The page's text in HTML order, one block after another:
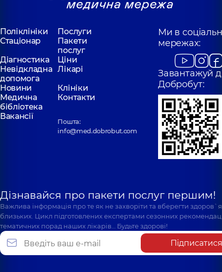
Поліклініки
Послуги
Стаціонар
Пакети
послуг
Діагностика
Ціни
Невідкладна
допомога
Лікарі
Новини
Клініки
Медична
бібліотека
Контакти
Вакансії
Пошта:
info@med.dobrobut.com
Ми в
мережах:
Завантажуй
Добробут:
Дізнавайся про пакети послуг першим!
Важлива інформація про те як не захворіти та вберегти
близьких. Цикл підготовлених експертами сезонних
тематичних порад наших лікарів… Будьте здорові!
Підписатися